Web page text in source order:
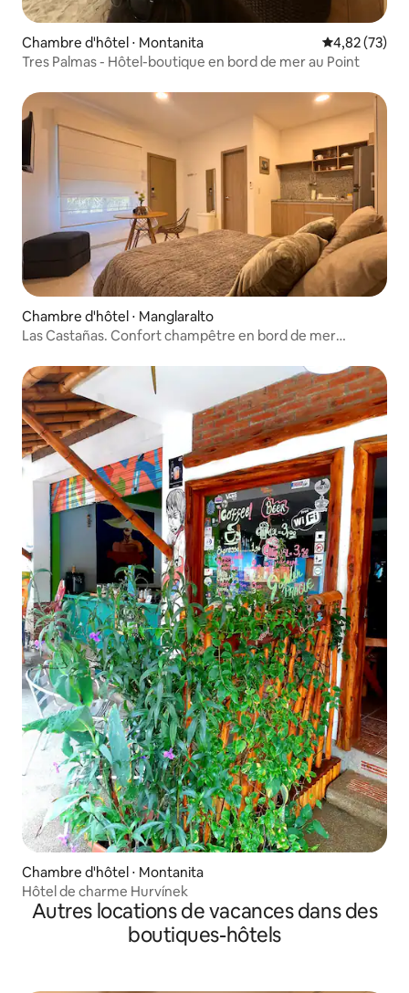
Chambre d'hôtel ⋅ Montanita Évaluation
4,82 (73)
Tres Palmas - Hôtel-boutique en bord de mer au Point
Chambre d'hôtel ⋅ Manglaralto
Las Castañas. Confort champêtre en bord de mer
Chambre d'hôtel ⋅ Montanita
Hôtel de charme Hurvínek
Autres locations de vacances dans des
boutiques-hôtels